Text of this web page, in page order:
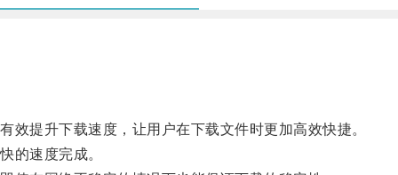
提升下载速度，让用户在下载文件时更加高效快捷。
速度完成。